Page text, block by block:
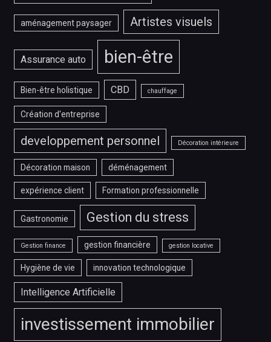
aménagement paysager Artistes visuels
Assurance auto bien-être
Bien-être holistique CBD chauffage
Création d'entreprise
developpement personnel Décoration intérieure
Décoration maison déménagement
expérience client Formation professionnelle
Gastronomie Gestion du stress
Gestion finance gestion financière gestion locative
Hygiène de vie innovation technologique
Intelligence Artificielle
investissement immobilier